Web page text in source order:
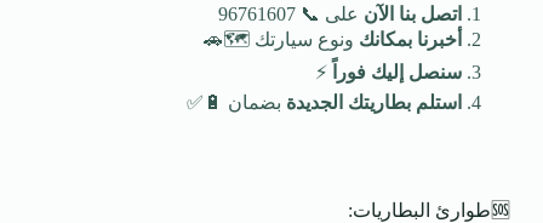
اتصل بنا الآن على 📞 96761607
أخبرنا بمكانك ونوع سيارتك 🗺️🚗
سنصل إليك فوراً
⚡
استلم بطاريتك الجديدة بضمان 🔋✅
🆘طوارئ البطاريات: